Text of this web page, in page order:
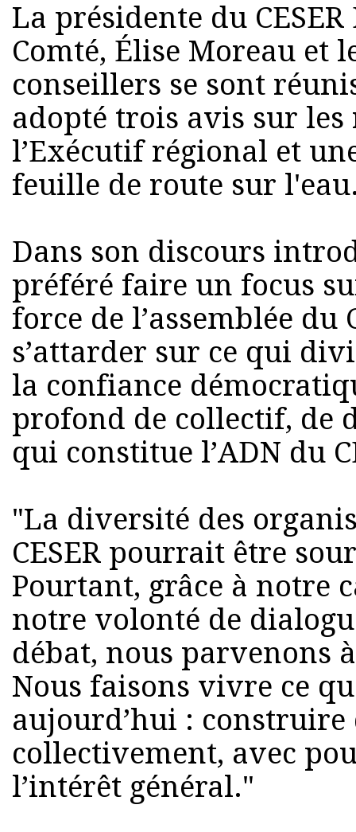
La présidente du
Comté, Élise Moreau et
conseillers se sont
adopté trois avis sur
l’Exécutif régional et
feuille de route sur
Dans son discours
préféré faire un focus
force de l’assemblée du
s’attarder sur ce qui
la confiance
profond de collectif, de
qui constitue l’ADN du
"La diversité des
CESER pourrait être
Pourtant, grâce à notre
notre volonté de
débat, nous parvenons
Nous faisons vivre ce
aujourd’hui : construire
collectivement, avec
l’intérêt général."